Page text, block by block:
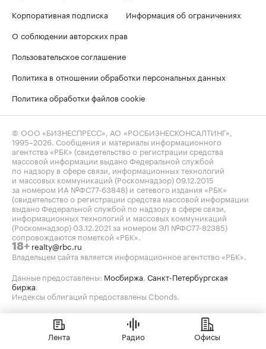
Корпоративная подписка
Информация об ограничениях
О соблюдении авторских прав
Пользовательское соглашение
Политика в отношении обработки персональных данных
Политика обработки файлов cookie
© ООО «БИЗНЕСПРЕСС», АО «РОСБИЗНЕСКОНСАЛТИНГ»,
1995–2026 . Сообщения и материалы информационного
агентства «РБК» (свидетельство о регистрации средства
массовой информации выдано Федеральной службой
по надзору в сфере связи, информационных технологий
и массовых коммуникаций (Роскомнадзор) 09.12.2015
за номером ИА №ФС77-63848) и сетевого издания «РБК»
(свидетельство о регистрации средства массовой информации
выдано Федеральной службой по надзору в сфере связи,
информационных технологий и массовых коммуникаций
(Роскомнадзор) 03.12.2021 за номером ЭЛ №ФС77-82385)
сопровождаются пометкой «РБК».
18+ realty@rbc.ru
Владельцем сайта является информационное агентство «РБК».
Данные предоставлены: Мосбиржа Санкт-Петербургская
биржа
Индексы облигаций предоставлены Cbonds.
Лента Радио Офисы